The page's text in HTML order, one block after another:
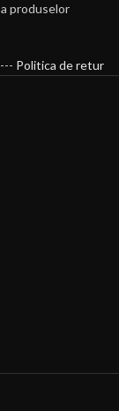
produselor
--- Politica de retur